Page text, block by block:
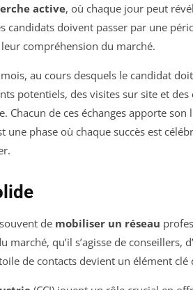
active, où chaque jour peut
candidats doivent passer par une
compréhension du marché.
au cours desquels le candidat
potentiels, des visites sur site et des
Chacun de ces échanges apporte son
une phase où chaque succès est
de mobiliser un réseau
qu’il s’agisse de conseillers,
de contacts devient un élément clé